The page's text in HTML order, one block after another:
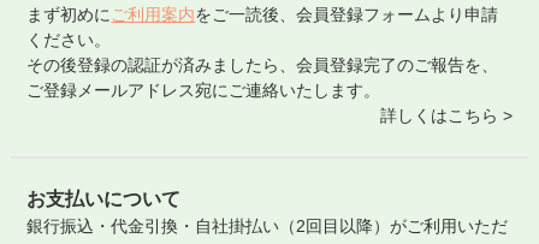
まず初めに ご利用案内をご一読後、会員登録フォームより申請
ください。
その後登録の認証が済みましたら、会員登録完了のご報告を、
ご登録メールアドレス宛にご連絡いたします。
詳しくはこちら >
お支払いについて
銀行振込・代金引換・自社掛払い（2回目以降）がご利用いただ